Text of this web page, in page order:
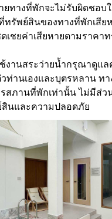
ทางที่พักจะไม่รับผิดชอบ
ทรัพย์สินของทางที่พักเสีย
เชยค่าเสียหายตามราคา
งานสระว่ายน้ำกรุณาดูแ
ท่านเองและบุตรหลาน ทา
สภานที่พักเท่านั้น ไม่มีส่ว
นและความปลอดภัย